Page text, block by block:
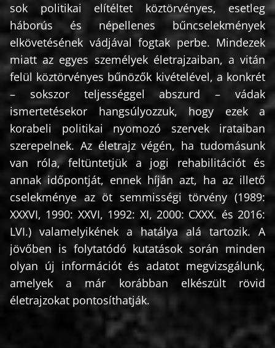
sok politikai elítéltet köztörvényes, esetleg
háborús és népellenes bűncselekmények
elkövetésének vádjával fogtak perbe. Mindezek
miatt az egyes személyek életrajzaiban, a vitán
felül köztörvényes bűnözők kivételével, a konkrét
– sokszor teljességgel abszurd – vádak
ismertetésekor hangsúlyozzuk, hogy ezek a
korabeli politikai nyomozó szervek irataiban
szerepelnek. Az életrajz végén, ha tudomásunk
van róla, feltüntetjük a jogi rehabilitációt és
annak időpontját, ennek híján azt, ha az illető
cselekménye az öt semmisségi törvény (1989:
XXXVI, 1990: XXVI, 1992: XI, 2000: CXXX. és 2016:
LVI.) valamelyikének a hatálya alá tartozik. A
jövőben is folytatódó kutatások során minden
olyan új információt és adatot megvizsgálunk,
amelyek a már korábban elkészült rövid
életrajzokat pontosíthatják.